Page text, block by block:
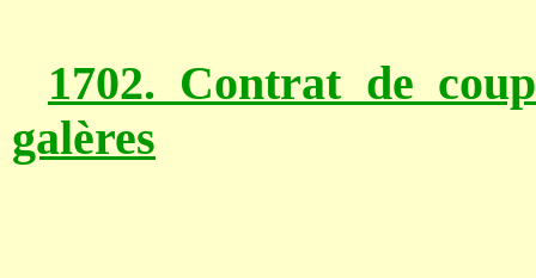
1702. Contrat de
galères